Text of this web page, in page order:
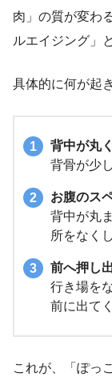
肉」の質が変わ
ルエイジング」
具体的に何が起
背中が丸
背骨が少
お腹のス
背中が丸
所をなく
前へ押し
行き場を
前に出て
これが、「ぽっ